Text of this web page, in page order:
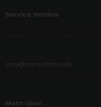
Service Hotline
shop@md-autohaus.de
Mehr über...